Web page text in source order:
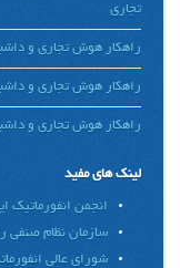
تجاری
راهکار هوش تجاری و
راهکار هوش تجاری و
راهکار هوش تجاری و
لینک های مفید
انجمن انفورماتیک
سازمان نظام صنفی
شورای عالی